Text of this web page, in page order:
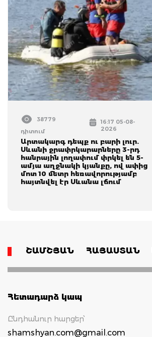
38779
դիտում
16:17 05-08-
2026
Արտակարգ դեպք ու բարի լուր.
Սևանի ջրափրկարարները 3-րդ
հանրային լողափում փրկել են 5-
ամյա աղջնակի կյանքը, ով ափից
մոտ 10 մետր հեռավորությամբ
հայտնվել էր Սևանա լճում
ՇԱՄՇՅԱՆ ՀԱՅԱՍՏԱՆ
Հետադարձ կապ
Ընդհանուր հարցեր՝
shamshyan.com@gmail.com